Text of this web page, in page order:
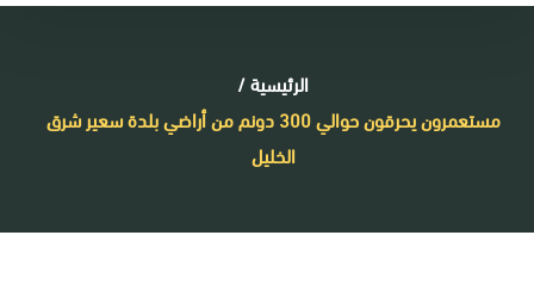
الرئيسية/
مستعمرون يحرقون حوالي 300 دونم من أراضي بلدة سعير شرق
الخليل